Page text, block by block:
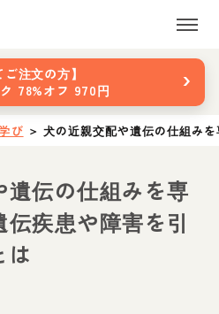
ご注文の方】
78%オフ 970円
›
び ＞ 犬の近親交配や遺伝の仕組み
伝の仕組みを専
疾患や障害を引
は